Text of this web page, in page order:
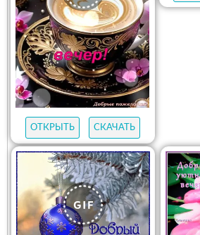
ОТКРЫТЬ СКАЧАТЬ